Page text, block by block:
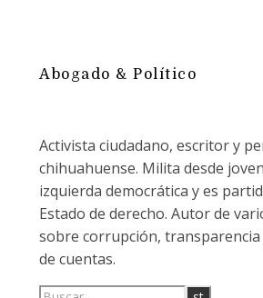
Abogado & Político
Activista ciudadano, escritor y
chihuahuense. Milita desde
izquierda democrática y es
Estado de derecho. Autor de
sobre corrupción,
de cuentas.